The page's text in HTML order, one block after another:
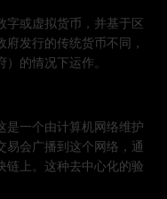
字或虚拟货币，并基于区
发行的传统货币不同，
的情况下运作。
一个由计算机网络维护
易会广播到这个网络，通
链上。这种去中心化的验